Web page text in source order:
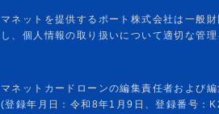
マネットカードローンの編集責任者および
(登録年月日：令和8年1月9日、登録番号